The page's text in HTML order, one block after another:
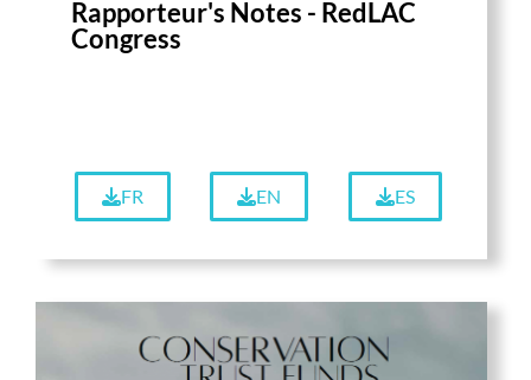
Rapporteur's Notes - RedLAC
Congress
FR EN ES